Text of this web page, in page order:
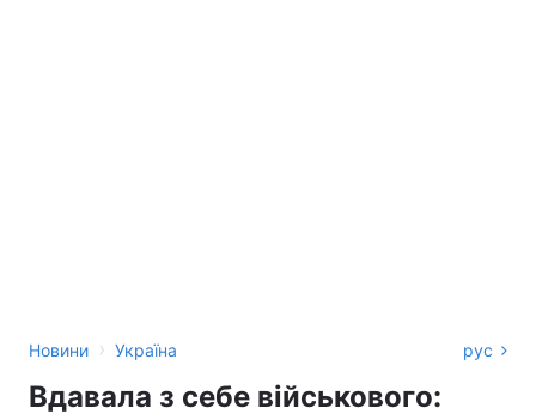
Новини › Україна рус
Вдавала з себе військового: